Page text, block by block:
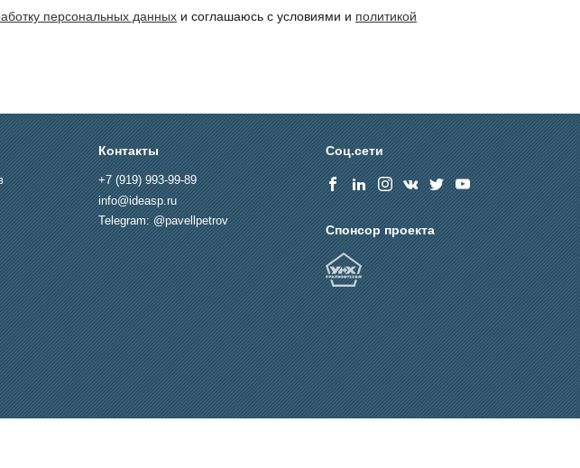
персональных данныхи соглашаюсь с условиями и политикой
Контакты
+7 (919) 993-99-89
info@ideasp.ru
Telegram: @pavellpetrov
Соц.сети
Спонсор проекта